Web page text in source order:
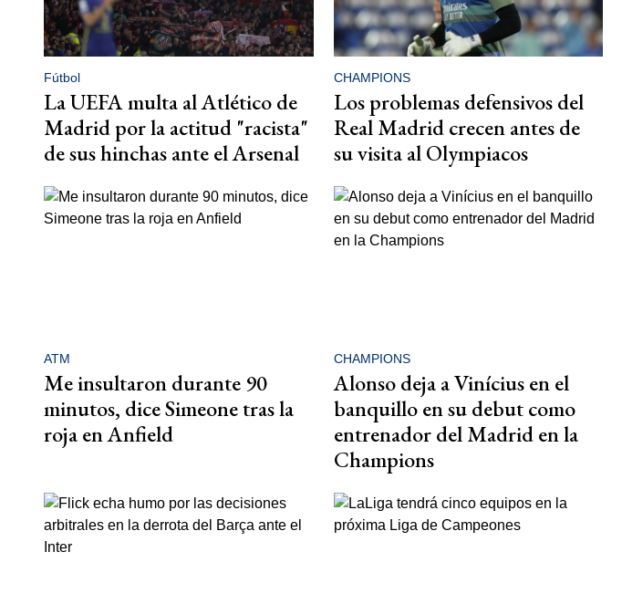
Fútbol
La UEFA multa al Atlético de
Madrid por la actitud "racista"
de sus hinchas ante el Arsenal
CHAMPIONS
Los problemas defensivos del
Real Madrid crecen antes de
su visita al Olympiacos
ATM
Me insultaron durante 90
minutos, dice Simeone tras la
roja en Anfield
CHAMPIONS
Alonso deja a Vinícius en el
banquillo en su debut como
entrenador del Madrid en la
Champions